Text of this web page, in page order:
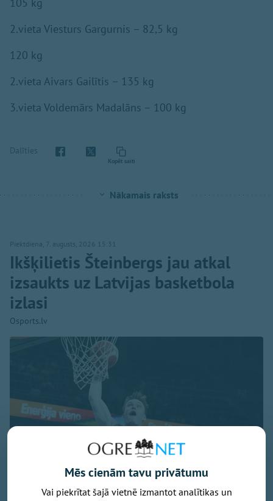
105 kg
2.vieta Viesturs Gargurnis – 82,5 kg
120 kg
2.vieta Aivars Gailītis – 135 kg
3.vieta Voldemārs Madalāns – 100 kg
Dalīties
Kopēt saiti
Nākamais raksts
Piektdiena, 7. augusts, 2026 15:31
Ikšķilietis Šteinbergs jau atkal
izsaukts uz Latvijas basketbola
izlasi
Osports.lv
Mēs cienām tavu privātumu
Vai piekrītat šajā vietnē izmantot analītikas un